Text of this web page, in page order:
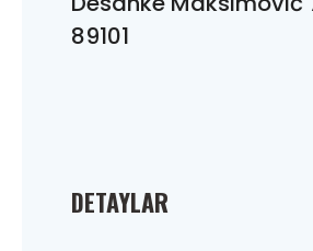
DETAYLAR
89101